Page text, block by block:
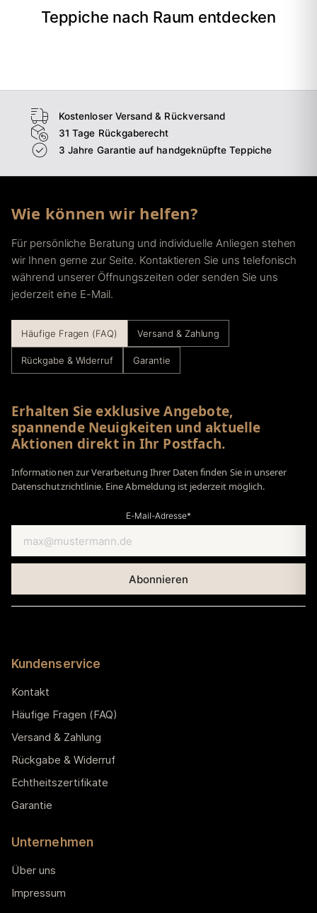
Teppiche nach Raum entdecken
Wohnzimmer
Kostenloser Versand & Rückversand
31 Tage Rückgaberecht
3 Jahre Garantie auf handgeknüpfte Teppiche
Wie können wir helfen?
Für persönliche Beratung und individuelle Anliegen stehen
wir Ihnen gerne zur Seite. Kontaktieren Sie uns telefonisch
während unserer Öffnungszeiten oder senden Sie uns
jederzeit eine E-Mail.
Häufige Fragen (FAQ) Versand & Zahlung
Rückgabe & Widerruf Garantie
Erhalten Sie exklusive Angebote,
spannende Neuigkeiten und aktuelle
Aktionen direkt in Ihr Postfach.
Informationen zur Verarbeitung Ihrer Daten finden Sie in unserer
Datenschutzrichtlinie. Eine Abmeldung ist jederzeit möglich.
E-Mail-Adresse*
Kundenservice
Kontakt
Häufige Fragen (FAQ)
Versand & Zahlung
Rückgabe & Widerruf
Echtheitszertifikate
Garantie
Unternehmen
Über uns
Impressum